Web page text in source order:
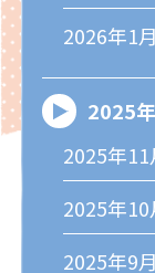
2026年1
2025年
2025年
2025年
2025年9